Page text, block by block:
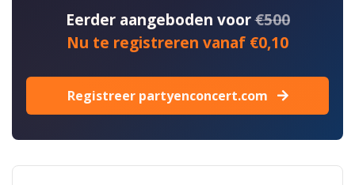
Eerder aangeboden voor€500
Nu te registreren vanaf €0,10
Registreer partyenconcert.com